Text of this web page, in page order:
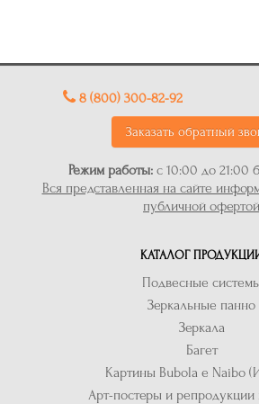
8 (800) 300-82-92
Заказать обратный
Режим работы: с 10:00 до 21:00
Вся представленная на сайте
публичной офертой
КАТАЛОГ
Подвесные
Зеркальные панно
Зеркала
Багет
Картины Bubola e Naibo
Арт-постеры и репродукции